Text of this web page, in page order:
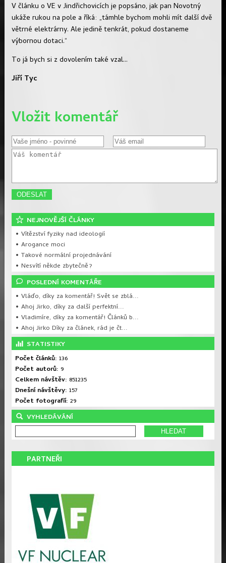
V článku o VE v Jindřichovicích je popsáno, jak pan Novotný
ukáže rukou na pole a říká: „támhle bychom mohli mít další dvě
větrné elektrárny. Ale jedině tenkrát, pokud dostaneme
výbornou dotaci.“
To já bych si z dovolením také vzal...
Jiří Tyc
Vložit komentář
NEJNOVĚJŚÍ ČLÁNKY
• Vítězství fyziky nad ideologií
• Arogance moci
• Takové normální projednávání
• Nesvítí někde zbytečně?
POSLEDNÍ KOMENTÁŘE
• Vláďo, díky za komentář! Svět se zblá...
• Ahoj Jirko, díky za další perfektní...
• Vladimíre, díky za komentář! Článků b...
• Ahoj Jirko Díky za článek, rád je čt...
STATISTIKY
Počet článků: 136
Počet autorů: 9
Celkem návštěv: 851235
Dnešní návštěvy: 157
Počet fotografií: 29
VYHLEDÁVÁNÍ
PARTNEŘI